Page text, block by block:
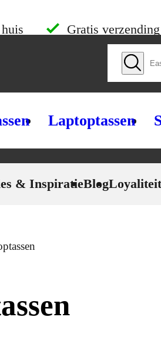
Gratis
Laptoptassen
& InspiratieBlog